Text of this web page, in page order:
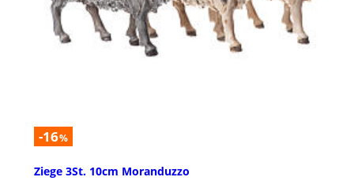
-16%
Ziege 3St. 10cm Moranduzzo